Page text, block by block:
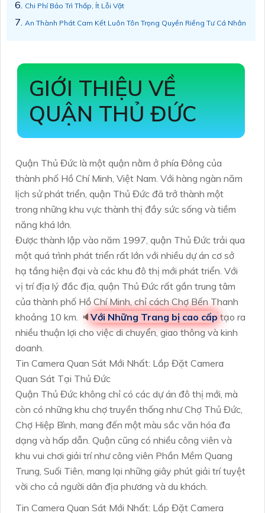
Chi Phí Bảo Trì Thấp, Ít Lỗi Vặt
An Thành Phát Cam Kết Luôn Tôn Trọng Quyền Riềng Tư Cá Nhân
GIỚI THIỆU VỀ
QUẬN THỦ ĐỨC
Quận Thủ Đức là một quận nằm ở phía Đông của
thành phố Hồ Chí Minh, Việt Nam. Với hàng ngàn năm
lịch sử phát triển, quận Thủ Đức đã trở thành một
trong những khu vực thành thị đầy sức sống và tiềm
năng khá lớn.
Được thành lập vào năm 1997, quận Thủ Đức trải qua
một quá trình phát triển rất lớn với nhiều dự án cơ sở
hạ tầng hiện đại và các khu đô thị mới phát triển. Với
vị trí địa lý đắc địa, quận Thủ Đức rất gần trung tâm
của thành phố Hồ Chí Minh, chỉ cách Chợ Bến Thanh
khoảng 10 km. 🔈 Với Những Trang bị cao cấp tạo ra
nhiều thuận lợi cho việc di chuyển, giao thông và kinh
doanh.
Tin Camera Quan Sát Mới Nhất: Lắp Đặt Camera
Quan Sát Tại Thủ Đức
Quận Thủ Đức không chỉ có các dự án đô thị mới, mà
còn có những khu chợ truyền thống như Chợ Thủ Đức,
Chợ Hiệp Bình, mang đến một màu sắc văn hóa đa
dạng và hấp dẫn. Quận cũng có nhiều công viên và
khu vui chơi giải trí như công viên Phần Mềm Quang
Trung, Suối Tiên, mang lại những giây phút giải trí tuyệt
vời cho cả người dân địa phương và du khách.
Tin Camera Quan Sát Mới Nhất: Lắp Đặt Camera